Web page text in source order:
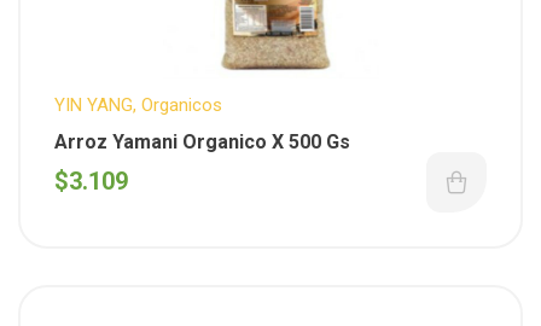
YIN YANG, Organicos
Arroz Yamani Organico X 500 Gs
$3.109